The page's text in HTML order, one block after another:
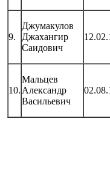
9.
Джумакулов
Джахангир
Саидович
10.
Мальцев
Александр
Васильевич